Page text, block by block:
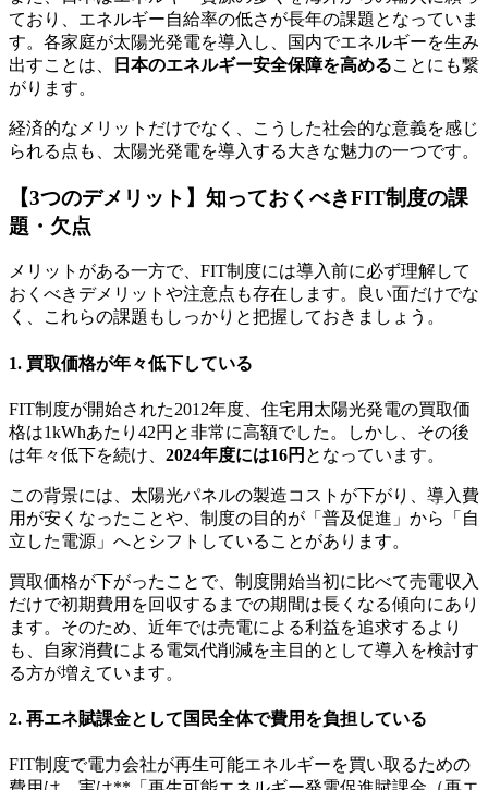
ており、エネルギー自給率の低さが長年の課題となっていま
す。各家庭が太陽光発電を導入し、国内でエネルギーを生み
出すことは、
日本のエネルギー安全保障を高めることにも繋
がります。
経済的なメリットだけでなく、こうした社会的な意義を感じ
られる点も、太陽光発電を導入する大きな魅力の一つです。
【3つのデメリット】知っておくべきFIT制度の課
題・欠点
メリットがある一方で、FIT制度には導入前に必ず理解して
おくべきデメリットや注意点も存在します。良い面だけでな
く、これらの課題もしっかりと把握しておきましょう。
1. 買取価格が年々低下している
FIT制度が開始された2012年度、住宅用太陽光発電の買取価
格は1kWhあたり42円と非常に高額でした。しかし、その後
は年々低下を続け、 2024年度には16円 となっています。
この背景には、太陽光パネルの製造コストが下がり、導入費
用が安くなったことや、制度の目的が「普及促進」から「自
立した電源」へとシフトしていることがあります。
買取価格が下がったことで、制度開始当初に比べて売電収入
だけで初期費用を回収するまでの期間は長くなる傾向にあり
ます。そのため、近年では売電による利益を追求するより
も、自家消費による電気代削減を主目的として導入を検討す
る方が増えています。
2. 再エネ賦課金として国民全体で費用を負担している
FIT制度で電力会社が再生可能エネルギーを買い取るための